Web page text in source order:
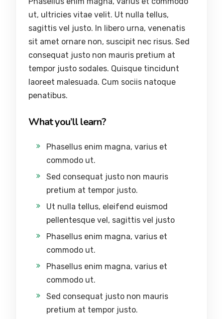
ut, ultricies vitae velit. Ut nulla tellus,
sagittis vel justo. In libero urna, venenatis
sit amet ornare non, suscipit nec risus. Sed
consequat justo non mauris pretium at
tempor justo sodales. Quisque tincidunt
laoreet malesuada. Cum sociis natoque
penatibus.
What you’ll learn?
Phasellus enim magna, varius et
commodo ut.
Sed consequat justo non mauris
pretium at tempor justo.
Ut nulla tellus, eleifend euismod
pellentesque vel, sagittis vel justo
Phasellus enim magna, varius et
commodo ut.
Phasellus enim magna, varius et
commodo ut.
Sed consequat justo non mauris
pretium at tempor justo.